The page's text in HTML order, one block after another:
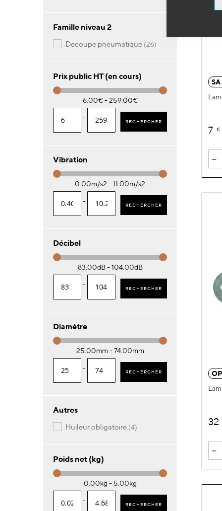
SA
7 €
-
32
-
Famille niveau 2
decoupe pneumatique 26articles
Prix public HT (en cours)
6.00€ - 259.00€
- RECHERCHER
Vibration
0.00m/s2 - 11.00m/s2
- RECHERCHER
Décibel
83.00dB - 104.00dB
- RECHERCHER
Diamètre
25.00mm - 74.00mm
- RECHERCHER
Autres
huileur obligatoire 4articles
Poids net (kg)
0.00kg - 5.00kg
- RECHERCHER